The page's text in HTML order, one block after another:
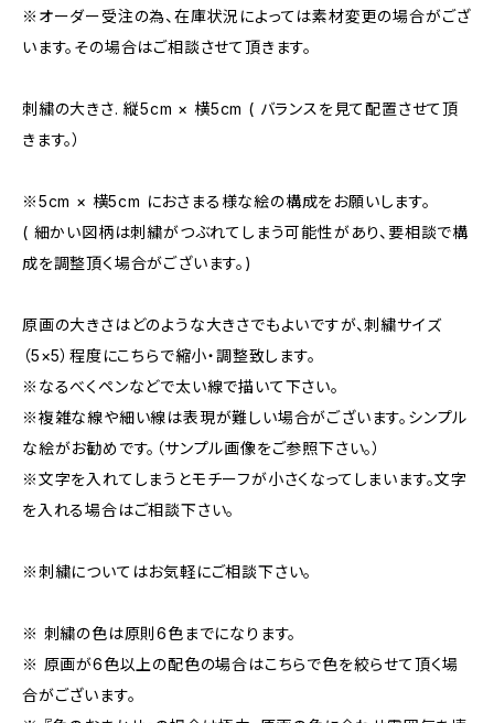
※オーダー受注の為、在庫状況によっては素材変更の場合がござ
います。その場合はご相談させて頂きます。
刺繍の大きさ. 縦5cm × 横5cm ( バランスを見て配置させて頂
きます。）
※5cm × 横5cm におさまる様な絵の構成をお願いします。
( 細かい図柄は刺繍がつぶれてしまう可能性があり、要相談で構
成を調整頂く場合がございます。)
原画の大きさはどのような大きさでもよいですが、刺繍サイズ
（5×5）程度にこちらで縮小・調整致します。
※なるべくペンなどで太い線で描いて下さい。
※複雑な線や細い線は表現が難しい場合がございます。シンプル
な絵がお勧めです。（サンプル画像をご参照下さい。）
※文字を入れてしまうとモチーフが小さくなってしまいます。文字
を入れる場合はご相談下さい。
※刺繍についてはお気軽にご相談下さい。
※ 刺繍の色は原則6色までになります。
※ 原画が6色以上の配色の場合はこちらで色を絞らせて頂く場
合がございます。